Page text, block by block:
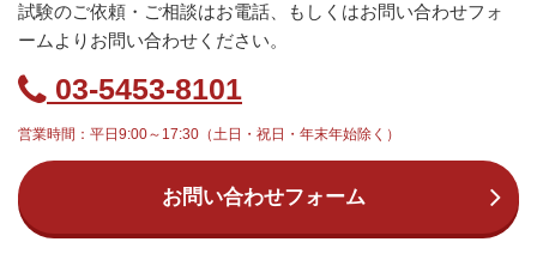
試験のご依頼・ご相談はお電話、もしくはお問い合わせフォ
ームよりお問い合わせください。
03-5453-8101
営業時間：平日9:00～17:30（土日・祝日・年末年始除く）
お問い合わせフォーム